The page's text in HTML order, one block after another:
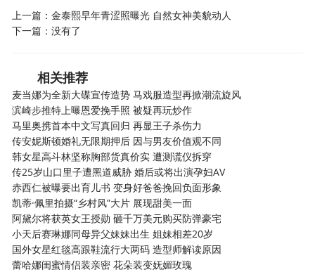
上一篇：金泰熙早年青涩照曝光 自然女神美貌动人
下一篇：没有了
相关推荐
麦当娜为全新大碟宣传造势 马戏服造型再掀潮流旋风
滨崎步推特上曝恩爱挽手照 被疑再玩炒作
马里奥携首本中文写真回归 再显王子杀伤力
传安妮斯顿婚礼无限期押后 因与男友价值观不同
韩女星高斗林坚称胸部货真价实 遭测谎仪拆穿
传25岁山口里子遭黑道威胁 婚后或将出演孕妇AV
赤西仁被曝要出育儿书 变身好爸爸挽回负面形象
凯蒂·佩里拍摄“乡村风”大片 展现甜美一面
阿黛尔将获英女王授勋 砸千万美元购买防弹豪宅
小天后赛琳娜同母异父妹妹出生 姐妹相差20岁
国外女星红毯高跟鞋流行大两码 造型师解读原因
蕾哈娜闺蜜情侣装亲密 花朵装变妩媚玫瑰